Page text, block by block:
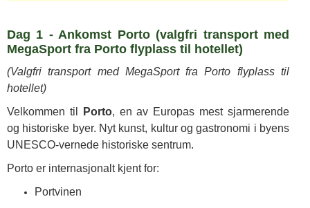
Dag 1 - Ankomst Porto (valgfri transport med
MegaSport fra Porto flyplass til hotellet)
(Valgfri transport med MegaSport fra Porto flyplass til
hotellet)
Velkommen til
Porto, en av Europas mest sjarmerende
og historiske byer. Nyt kunst, kultur og gastronomi i byens
UNESCO-vernede historiske sentrum.
Porto er internasjonalt kjent for:
Portvinen